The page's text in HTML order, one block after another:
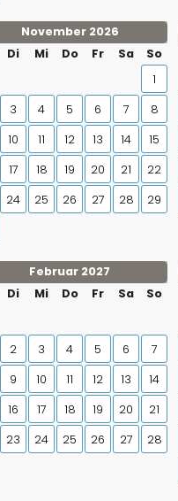
November 2026
Di Mi Do Fr Sa
So
1
3 4 5 6 7
8
10 11 12 13 14
15
17 18 19 20 21
22
24 25 26 27 28
29
Februar 2027
Di Mi Do Fr Sa So
2 3 4 5 6
7
9 10 11 12 13
14
16 17 18 19 20
21
23 24 25 26 27 28